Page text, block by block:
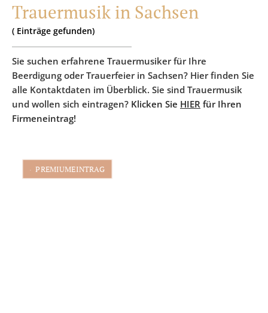
Trauermusik in Sachsen
( Einträge gefunden)
Sie suchen erfahrene Trauermusiker für Ihre
Beerdigung oder Trauerfeier in Sachsen? Hier finden Sie
alle Kontaktdaten im Überblick. Sie sind Trauermusik
und wollen sich eintragen? Klicken Sie HIER für Ihren
Firmeneintrag!
PREMIUMEINTRAG